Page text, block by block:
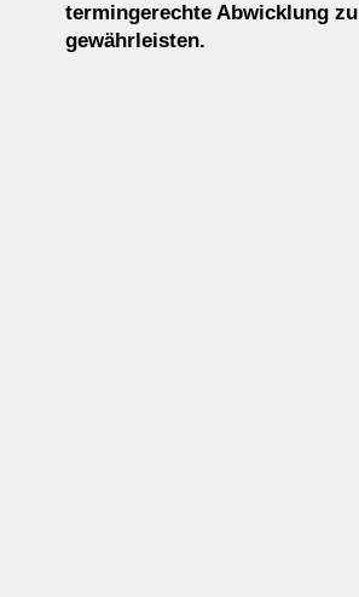
termingerechte Abwicklung zu
gewährleisten.